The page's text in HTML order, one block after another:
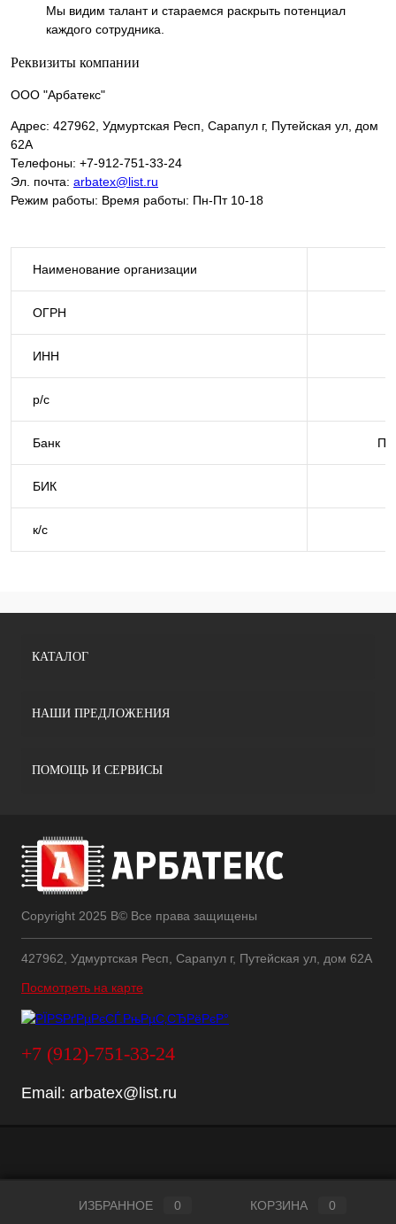
Мы видим талант и стараемся раскрыть потенциал
каждого сотрудника.
Реквизиты компании
ООО "Арбатекс"
Адрес: 427962, Удмуртская Респ, Сарапул г, Путейская ул, дом
62А
Телефоны: +7-912-751-33-24
Эл. почта: arbatex@list.ru
Режим работы: Время работы: Пн-Пт 10-18
Наименование организации
ОГРН
ИНН
р/с
Банк
БИК
к/с
КАТАЛОГ
НАШИ ПРЕДЛОЖЕНИЯ
ПОМОЩЬ И СЕРВИСЫ
Copyright 2025 В© Все права защищены
427962, Удмуртская Респ, Сарапул г, Путейская ул, дом 62А
Посмотреть на карте
+7 (912)-751-33-24
Email: arbatex@list.ru
ИЗБРАННОЕ 0 КОРЗИНА 0